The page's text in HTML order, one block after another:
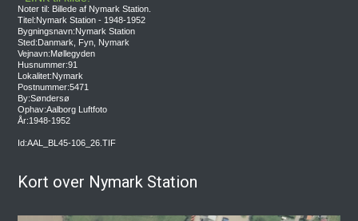
Noter til: Billede af Nymark Station.
Titel:Nymark Station - 1948-1952
Bygningsnavn:Nymark Station
Sted:Danmark, Fyn, Nymark
Vejnavn:Møllegyden
Husnummer:91
Lokalitet:Nymark
Postnummer:5471
By:Søndersø
Ophav:Aalborg Luftfoto
År:1948-1952
Id:AAL_BL45-106_26.TIF
Kort over Nymark Station